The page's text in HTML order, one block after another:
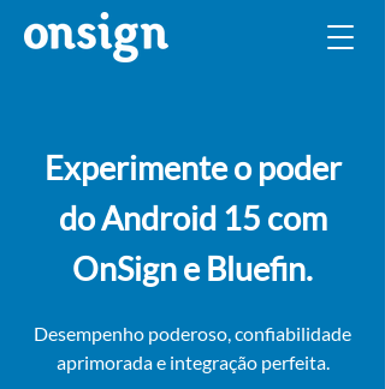
Experimente o poder
do Android 15 com
OnSign e Bluefin.
Desempenho poderoso, confiabilidade
aprimorada e integração perfeita.